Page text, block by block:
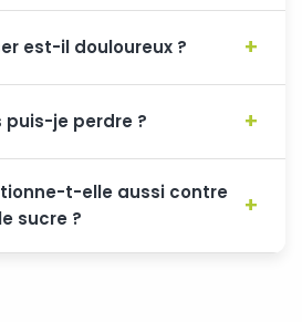
est-il douloureux ?
puis-je perdre ?
t-elle aussi contre
sucre ?